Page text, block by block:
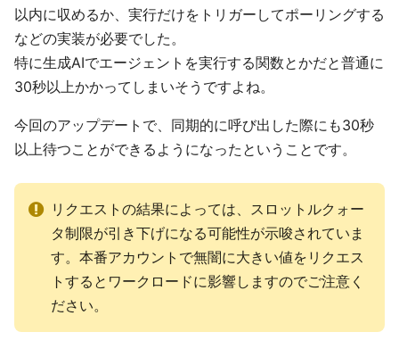
以内に収めるか、実行だけをトリガーしてポーリングする
などの実装が必要でした。
特に生成AIでエージェントを実行する関数とかだと普通に
30秒以上かかってしまいそうですよね。
今回のアップデートで、同期的に呼び出した際にも30秒
以上待つことができるようになったということです。
リクエストの結果によっては、スロットルクォー
タ制限が引き下げになる可能性が示唆されていま
す。本番アカウントで無闇に大きい値をリクエス
トするとワークロードに影響しますのでご注意く
ださい。